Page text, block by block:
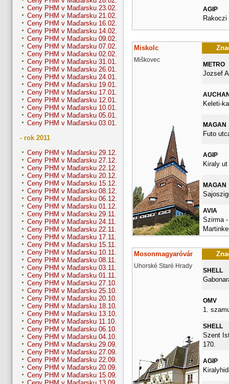
Ceny PHM v Maďarsku 23.02.
Ceny PHM v Maďarsku 21.02.
Ceny PHM v Maďarsku 16.02.
Ceny PHM v Maďarsku 14.02.
Ceny PHM v Maďarsku 09.02.
Ceny PHM v Maďarsku 07.02.
Ceny PHM v Maďarsku 02.02.
Ceny PHM v Maďarsku 31.01.
Ceny PHM v Maďarsku 26.01.
Ceny PHM v Maďarsku 24.01.
Ceny PHM v Maďarsku 19.01.
Ceny PHM v Maďarsku 17.01.
Ceny PHM v Maďarsku 12.01.
Ceny PHM v Maďarsku 10.01.
Ceny PHM v Maďarsku 05.01.
Ceny PHM v Maďarsku 03.01.
- rok 2011
Ceny PHM v Maďarsku 29.12.
Ceny PHM v Maďarsku 27.12.
Ceny PHM v Maďarsku 22.12.
Ceny PHM v Maďarsku 20.12.
Ceny PHM v Maďarsku 15.12.
Ceny PHM v Maďarsku 08.12.
Ceny PHM v Maďarsku 06.12.
Ceny PHM v Maďarsku 01.12.
Ceny PHM v Maďarsku 29.11.
Ceny PHM v Maďarsku 24.11.
Ceny PHM v Maďarsku 22.11.
Ceny PHM v Maďarsku 17.11.
Ceny PHM v Maďarsku 15.11.
Ceny PHM v Maďarsku 10.11.
Ceny PHM v Maďarsku 08.11.
Ceny PHM v Maďarsku 03.11.
Ceny PHM v Maďarsku 01.11.
Ceny PHM v Maďarsku 27.10.
Ceny PHM v Maďarsku 25.10.
Ceny PHM v Maďarsku 20.10.
Ceny PHM v Maďarsku 18.10.
Ceny PHM v Maďarsku 13.10.
Ceny PHM v Maďarsku 11.10.
Ceny PHM v Maďarsku 06.10.
Ceny PHM v Maďarsku 04.10.
Ceny PHM v Maďarsku 29.09.
Ceny PHM v Maďarsku 27.09.
Ceny PHM v Maďarsku 22.09.
Ceny PHM v Maďarsku 20.09.
Ceny PHM v Maďarsku 15.09.
AGIP
Rakoczi
Miskolc
Miškovec
METRO
Jozsef
Keleti-
MAGAN
Futo
AGIP
Kiraly ut
MAGAN
AVIA
Szirma -
Mosonmagyaróvár
Uhorské Staré Hrady
SHELL
OMV
1.
SHELL
Szent
170.
AGIP